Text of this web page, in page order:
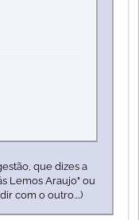
que dizes a
Lemos Araujo" ou
com o outro....)